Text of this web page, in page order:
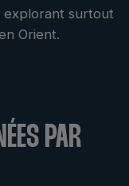
explorant surtout
Orient.
PAR